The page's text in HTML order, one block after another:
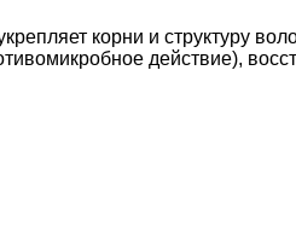
корни и структуру
действие),